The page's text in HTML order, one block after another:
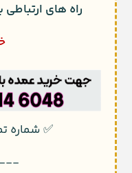
راه های
✅ شماره